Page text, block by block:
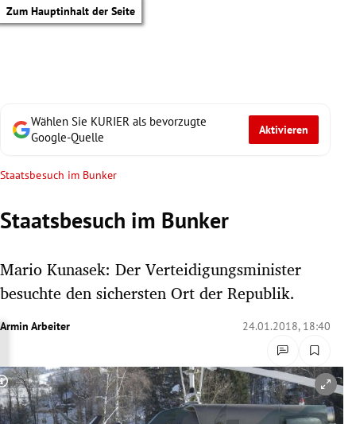
Zum Hauptinhalt der Seite
Untermenü
Untermenü
Untermenü
Wählen Sie KURIER als bevorzugte
Google-Quelle
Aktivieren
Staatsbesuch im Bunker
Staatsbesuch im Bunker
Mario Kunasek: Der Verteidigungsminister
besuchte den sichersten Ort der Republik.
Armin Arbeiter 24.01.2018, 18:40
Copyright-Hinweis öffnen/schließen